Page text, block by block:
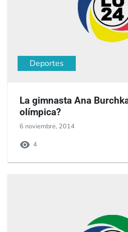
Deportes
La gimnasta Ana
olímpica?
6 noviembre, 2014
4